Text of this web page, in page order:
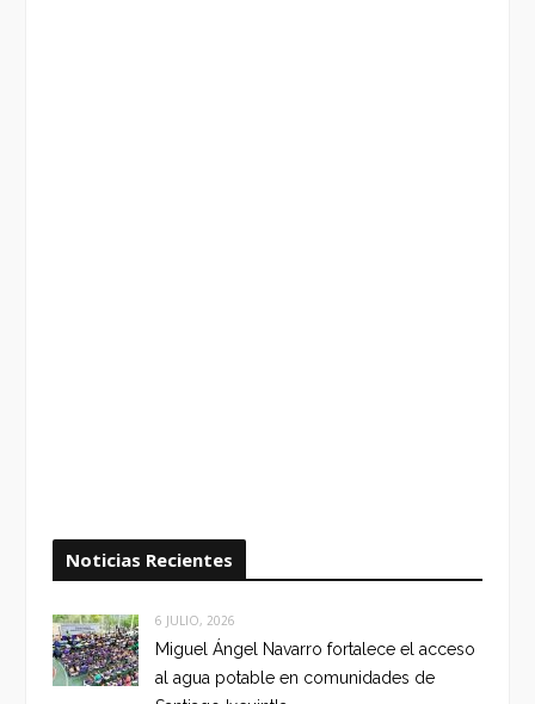
Noticias Recientes
6 JULIO, 2026
Miguel Ángel Navarro fortalece el acceso
al agua potable en comunidades de